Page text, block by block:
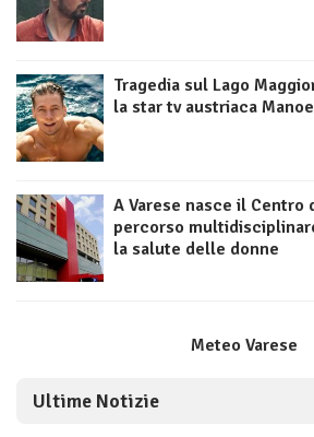
Tragedia sul Lago
la star tv austriaca
A Varese nasce il Centro
percorso
la salute delle donne
Meteo Varese
Ultime Notizie